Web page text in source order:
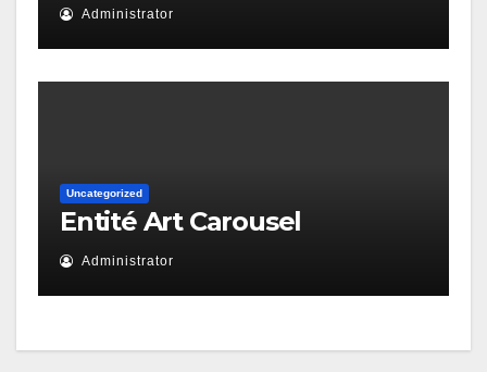
Administrator
Uncategorized
Entité Art Carousel
Administrator